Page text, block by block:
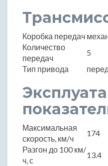
Коробка передач
Количество
передач
5
Тип привода
Максимальная
скорость, км/ч
174
Разгон до 100 км/
ч, с
13.4